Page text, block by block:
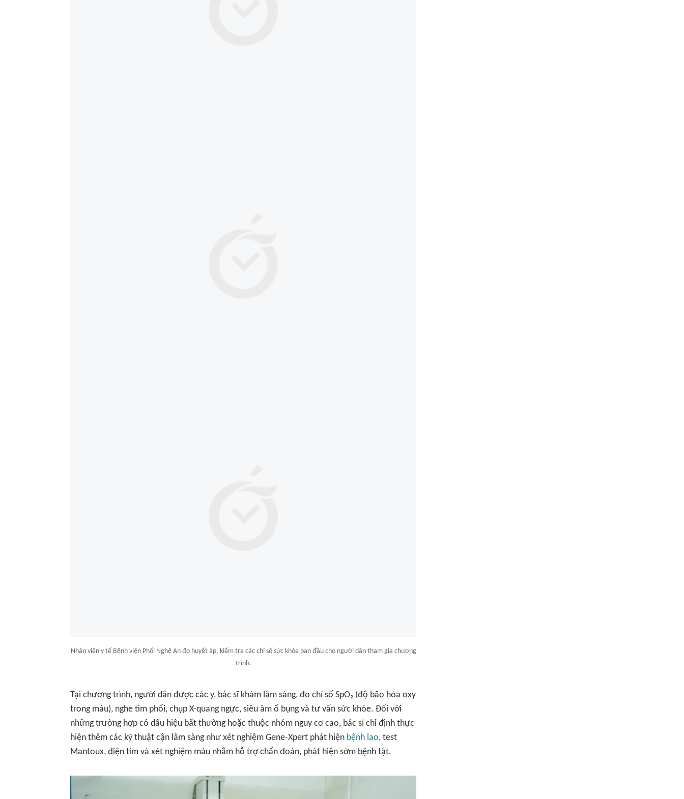
Nhân viên y tế Bệnh viện Phổi Nghệ An đo huyết áp, kiểm tra các chỉ số sức khỏe ban đầu cho người dân tham gia chương
trình.
Tại chương trình, người dân được các y, bác sĩ khám lâm sàng, đo chỉ số SpO₂ (độ bão hòa oxy
trong máu), nghe tim phổi, chụp X-quang ngực, siêu âm ổ bụng và tư vấn sức khỏe. Đối với
những trường hợp có dấu hiệu bất thường hoặc thuộc nhóm nguy cơ cao, bác sĩ chỉ định thực
hiện thêm các kỹ thuật cận lâm sàng như xét nghiệm Gene-Xpert phát hiện bệnh lao, test
Mantoux, điện tim và xét nghiệm máu nhằm hỗ trợ chẩn đoán, phát hiện sớm bệnh tật.